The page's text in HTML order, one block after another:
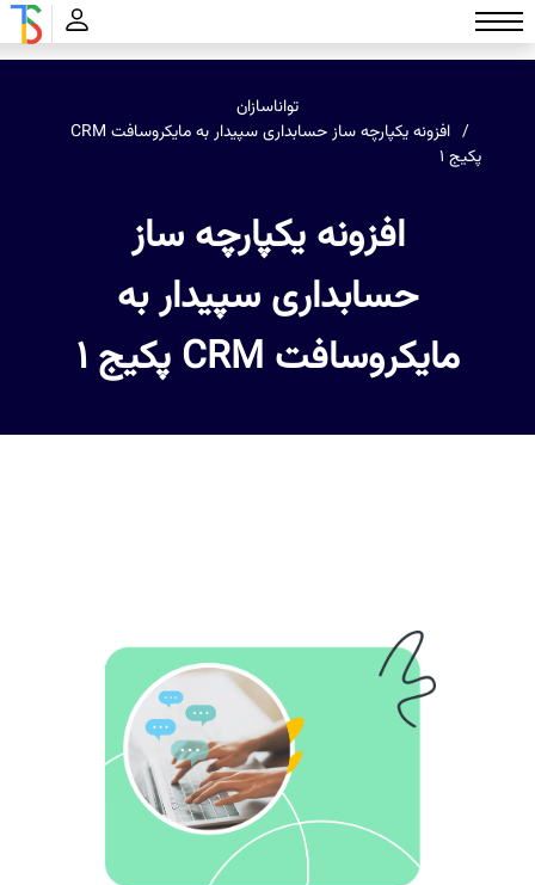
تواناسازان
افزونه یکپارچه ساز حسابداری سپیدار به مایکروسافت CRM
پکیج 1
افزونه یکپارچه ساز
حسابداری سپیدار به
مایکروسافت CRM پکیج 1